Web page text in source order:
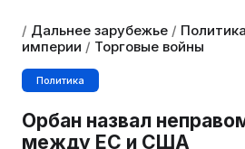
/ Дальнее зарубежье / Политика
империи / Торговые войны
Политика
Орбан назвал
между ЕС и США